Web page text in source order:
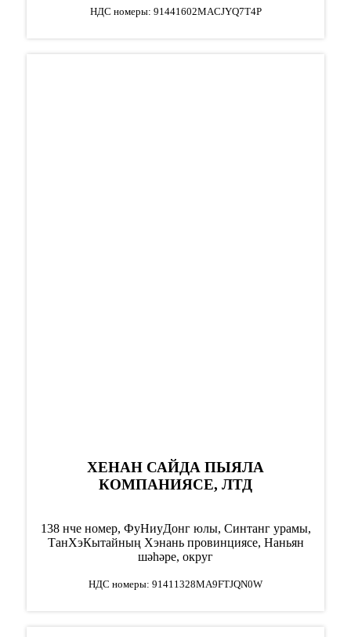
НДС номеры: 91441602MACJYQ7T4P
ХЕНАН САЙДА ПЫЯЛА
КОМПАНИЯСЕ, ЛТД
138 нче номер, ФуНиуДонг юлы, Синтанг урамы,
ТанХэКытайның Хэнань провинциясе, Наньян
шәһәре, округ
НДС номеры: 91411328MA9FTJQN0W